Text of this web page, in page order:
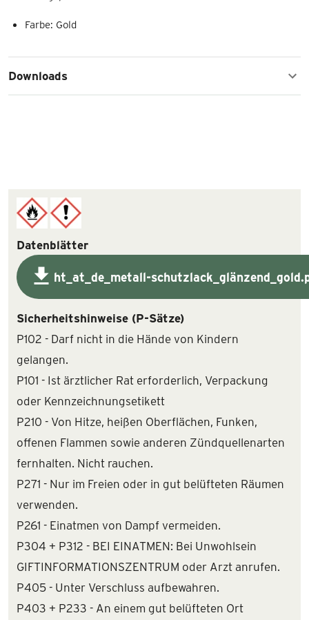
Farbe: Gold
Downloads
Datenblätter
ht_at_de_metall-
Sicherheitshinweise (P-Sätze)
P102 - Darf nicht in die Hände von Kindern
gelangen.
P101 - Ist ärztlicher Rat erforderlich, Verpackung
oder Kennzeichnungsetikett
P210 - Von Hitze, heißen Oberflächen, Funken,
offenen Flammen sowie anderen Zündquellenarten
fernhalten. Nicht rauchen.
P271 - Nur im Freien oder in gut belüfteten Räumen
verwenden.
P261 - Einatmen von Dampf vermeiden.
P304 + P312 - BEI EINATMEN: Bei Unwohlsein
GIFTINFORMATIONSZENTRUM oder Arzt anrufen.
P405 - Unter Verschluss aufbewahren.
P403 + P233 - An einem gut belüfteten Ort